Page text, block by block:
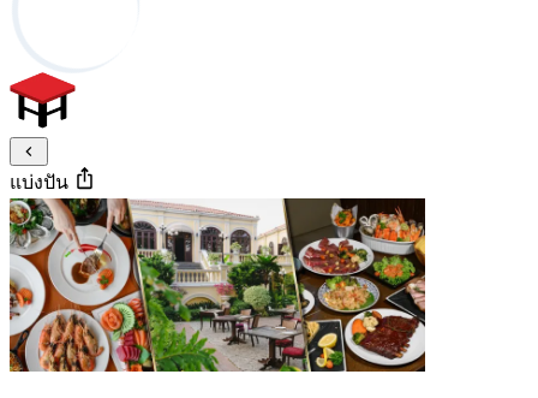
แบ่งปัน